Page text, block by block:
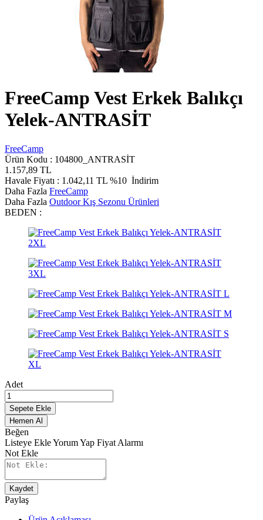
FreeCamp Vest Erkek Balıkçı
Yelek-ANTRASİT
FreeCamp
Ürün Kodu : 104800_ANTRASİT
1.157,89 TL
Havale Fiyatı : 1.042,11 TL %10 İndirim
Daha Fazla FreeCamp
Daha Fazla Outdoor Kış Sezonu Ürünleri
BEDEN :
Adet
Sepete Ekle
Hemen Al
Beğen
Listeye EkleYorum Yap Fiyat Alarmı
Not Ekle
Kaydet
Paylaş